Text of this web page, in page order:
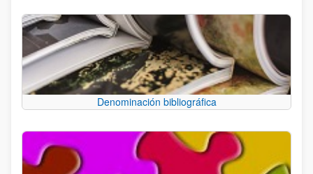
Denominación bibliográfica